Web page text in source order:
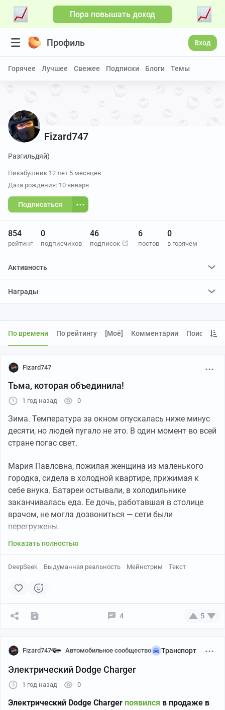
Пора повышать доход
Профиль Вход
Горячее Лучшее Свежее Подписки Блоги Темы
Fizard747
Разгильдяй)
Пикабушник 12 лет 5 месяцев
Дата рождения: 10 января
Подписаться
854
рейтинг
0
подписчиков
46
подписок
6
постов
0
в горячем
Активность
Награды
По времени По рейтингу [моё] Комментарии Поиск
Fizard747
Тьма, которая объединила!
1 год назад 0
Зима. Температура за окном опускалась ниже минус
десяти, но людей пугало не это. В один момент во всей
стране погас свет.
Мария Павловна, пожилая женщина из маленького
городка, сидела в холодной квартире, прижимая к
себе внука. Батареи остывали, в холодильнике
заканчивалась еда. Ее дочь, работавшая в столице
врачом, не могла дозвониться — сети были
перегружены.
Показать полностью
DeepSeek Выдуманная реальность Мейнстрим Текст
4 5
Fizard747 Автомобильное сообщество Транспорт
Электрический Dodge Charger
1 год назад 0
Электрический Dodge Charger появился в продаже в